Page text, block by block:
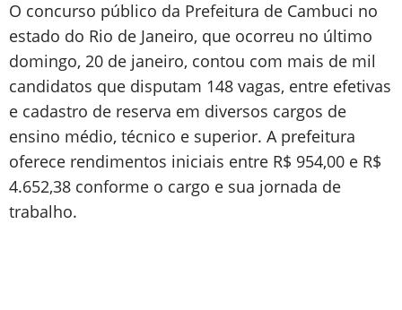
O concurso público da Prefeitura de Cambuci no
estado do Rio de Janeiro, que ocorreu no último
domingo, 20 de janeiro, contou com mais de mil
candidatos que disputam 148 vagas, entre efetivas
e cadastro de reserva em diversos cargos de
ensino médio, técnico e superior. A prefeitura
oferece rendimentos iniciais entre R$ 954,00 e R$
4.652,38 conforme o cargo e sua jornada de
trabalho.